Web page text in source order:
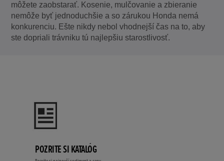
môžete zaobstarať. Kosenie, mulčovanie a zbieranie
nemôže byť jednoduchšie a so zárukou Honda nemá
konkurenciu. Ešte nikdy nebol vhodnejší čas na to, aby
ste dopriali trávniku tú najlepšiu starostlivosť.
POZRITE SI KATALÓG